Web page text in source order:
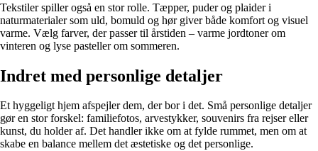
Tekstiler spiller også en stor rolle. Tæpper, puder og plaider i
naturmaterialer som uld, bomuld og hør giver både komfort og visuel
varme. Vælg farver, der passer til årstiden – varme jordtoner om
vinteren og lyse pasteller om sommeren.
Indret med personlige detaljer
Et hyggeligt hjem afspejler dem, der bor i det. Små personlige detaljer
gør en stor forskel: familiefotos, arvestykker, souvenirs fra rejser eller
kunst, du holder af. Det handler ikke om at fylde rummet, men om at
skabe en balance mellem det æstetiske og det personlige.